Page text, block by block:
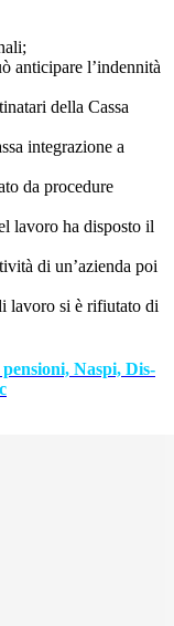
anticipare l’indennità
della Cassa
integrazione a
da procedure
lavoro ha disposto il
di un’azienda poi
lavoro si è rifiutato di
Naspi, Dis-